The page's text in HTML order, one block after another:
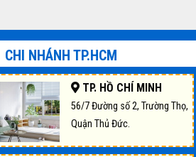
CHI NHÁNH TP.HCM
TP. HỒ CHÍ MINH
56/7 Đường số 2, Trường Thọ,
Quận Thủ Đức.